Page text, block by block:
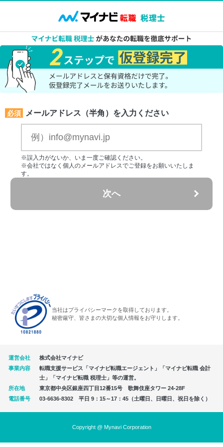
必須 メールアドレス（半角）を入力ください
※誤入力がないか、いま一度ご確認ください。
※会社ではなく個人のメールアドレスでご登録をお願いいたしま
す。
次へ
当社はプライバシーマークを取得しております。
秘密厳守、皆さまの大切な個人情報をお守りします。
運営会社
株式会社マイナビ
事業内容
転職支援サービス「マイナビ転職エージェント」「マイナビ転職 会計
士」「マイナビ転職 税理士」等の運営。
所在地
東京都中央区銀座四丁目12番15号 歌舞伎座タワー 24-28F
電話番号
03-6636-8302 平日 9：15～17：45（土曜日、日曜日、祝日を除く）
Copyright @ Mynavi Corporation